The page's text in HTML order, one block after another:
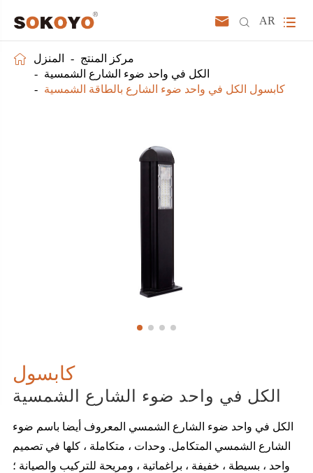
  AR 
 المنزل
مركز المنتج
الكل في واحد ضوء الشارع الشمسية
كابسول الكل في واحد ضوء الشارع بالطاقة الشمسية
كابسول
الكل في واحد ضوء الشارع الشمسية
الكل في واحد ضوء الشارع الشمسي المعروف أيضا باسم ضوء
الشارع الشمسي المتكامل. وحدات ، متكاملة ، كلها في تصميم
واحد ، بسيطة ، خفيفة ، براغماتية ، ومريحة للتركيب والصيانة ؛